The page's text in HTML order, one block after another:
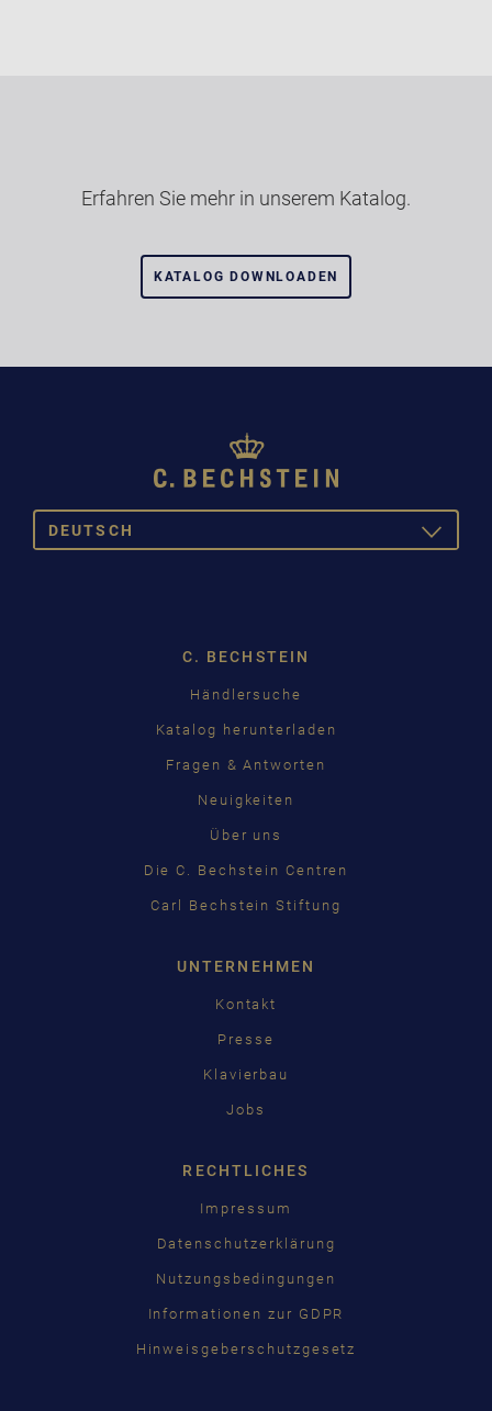
Erfahren Sie mehr in unserem Katalog.
KATALOG DOWNLOADEN
DEUTSCH
TOGGLE
C. BECHSTEIN
Händlersuche
Katalog herunterladen
Fragen & Antworten
Neuigkeiten
Über uns
Die C. Bechstein Centren
Carl Bechstein Stiftung
UNTERNEHMEN
Kontakt
Presse
Klavierbau
Jobs
RECHTLICHES
Impressum
Datenschutzerklärung
Nutzungsbedingungen
Informationen zur GDPR
Hinweisgeberschutzgesetz